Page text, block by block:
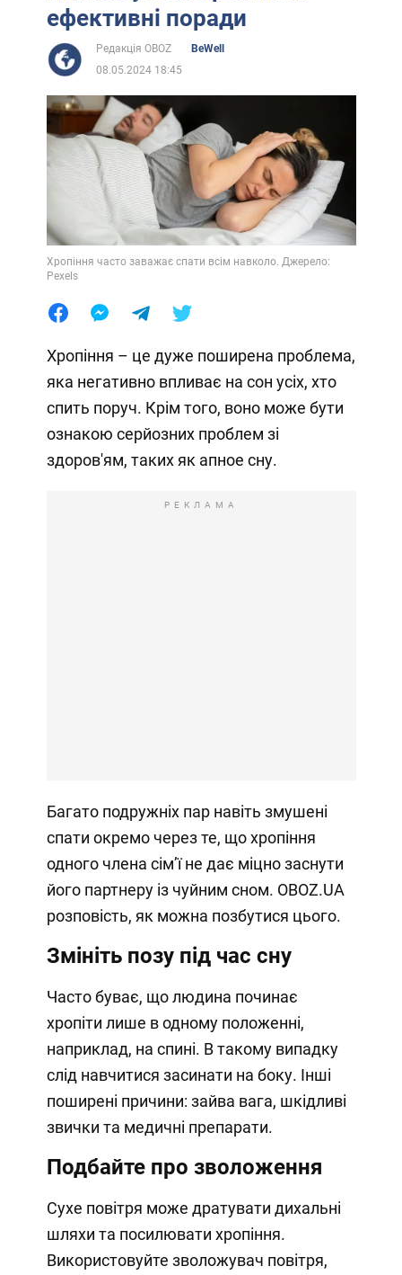
ефективні поради
Редакція OBOZ
BeWell
08.05.2024 18:45
Хропіння часто заважає спати всім навколо. Джерело:
Pexels
Хропіння – це дуже поширена проблема,
яка негативно впливає на сон усіх, хто
спить поруч. Крім того, воно може бути
ознакою серйозних проблем зі
здоров'ям, таких як апное сну.
РЕКЛАМА
Багато подружніх пар навіть змушені
спати окремо через те, що хропіння
одного члена сімʼї не дає міцно заснути
його партнеру із чуйним сном. OBOZ.UA
розповість, як можна позбутися цього.
Змініть позу під час сну
Часто буває, що людина починає
хропіти лише в одному положенні,
наприклад, на спині. В такому випадку
слід навчитися засинати на боку. Інші
поширені причини: зайва вага, шкідливі
звички та медичні препарати.
Подбайте про зволоження
Сухе повітря може дратувати дихальні
шляхи та посилювати хропіння.
Використовуйте зволожувач повітря,